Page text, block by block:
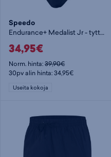
Speedo
Endurance+ Medalist Jr - tyttöjen uimapuku
34,95€
Norm. hinta:39,90€
30pv alin hinta: 34,95€
Useita kokoja